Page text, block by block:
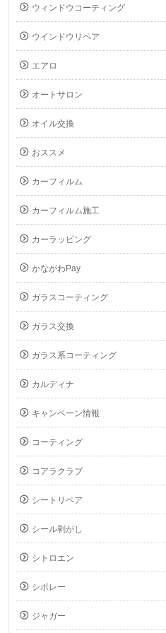
ウィンドウコーティング
ウインドウリペア
エアロ
オートサロン
オイル交換
おススメ
カーフィルム
カーフィルム施工
カーラッピング
かながわPay
ガラスコーティング
ガラス交換
ガラス系コーティング
カルディナ
キャンペーン情報
コーティング
コアラクラブ
シートリペア
シール剥がし
シトロエン
シボレー
ジャガー